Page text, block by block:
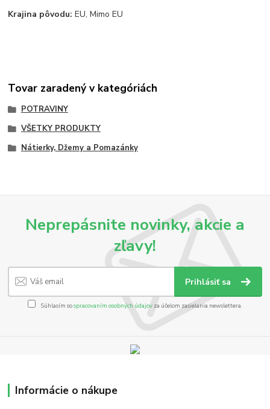
Krajina pôvodu:EU, Mimo EU
Tovar zaradený v kategóriách
POTRAVINY
VŠETKY PRODUKTY
Nátierky, Džemy a Pomazánky
Neprepásnite novinky, akcie a
zľavy!
Prihlásiť sa
Súhlasím sospracovaním osobných údajov za účelom zasielania newslettera.
Informácie o nákupe